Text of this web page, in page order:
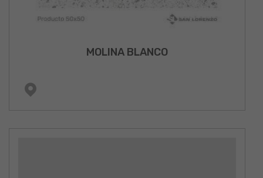
MOLINA BLANCO